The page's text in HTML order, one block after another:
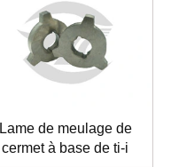
Lame de meulage de
cermet à base de ti-i